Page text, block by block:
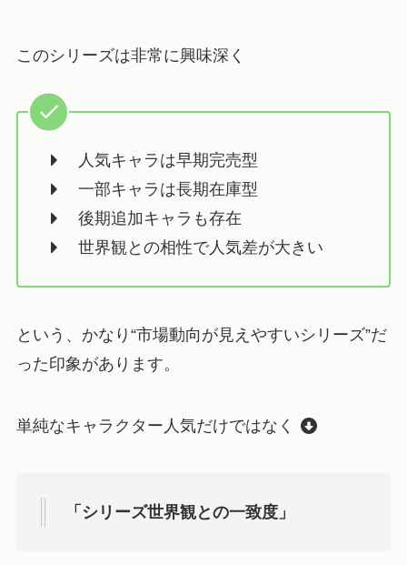
このシリーズは非常に興味深く
人気キャラは早期完売型
一部キャラは長期在庫型
後期追加キャラも存在
世界観との相性で人気差が大きい
という、かなり“市場動向が見えやすいシリーズ”だ
った印象があります。
単純なキャラクター人気だけではなく
「シリーズ世界観との一致度」